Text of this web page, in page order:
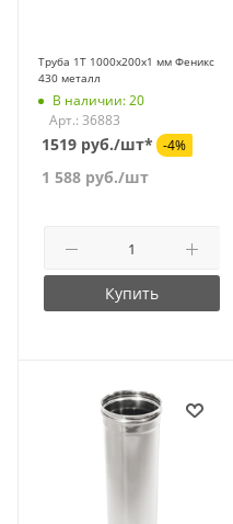
Труба 1Т 1000х200х1 мм Феникс
430 металл
В наличии: 20
Арт.: 36883
1519 руб./шт* -4%
1 588 руб./шт
Купить